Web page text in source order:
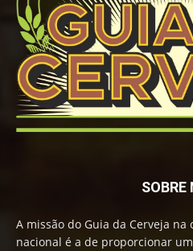
SOBRE
A missão do Guia da Cerveja
nacional é a de proporcionar